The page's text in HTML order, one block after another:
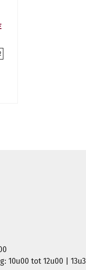
10u00 tot 12u00 |